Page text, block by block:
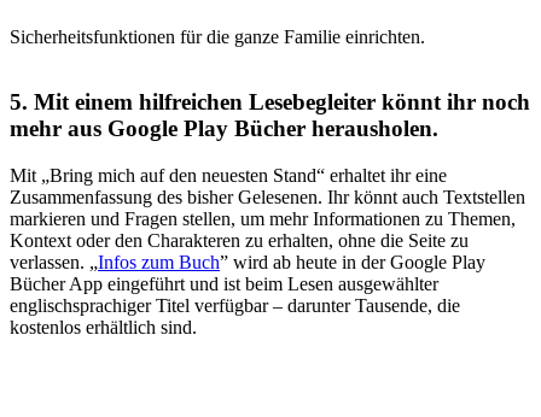
Sicherheitsfunktionen für die ganze Familie einrichten.
5. Mit einem hilfreichen Lesebegleiter könnt ihr noch
mehr aus Google Play Bücher herausholen.
Mit „Bring mich auf den neuesten Stand“ erhaltet ihr eine
Zusammenfassung des bisher Gelesenen. Ihr könnt auch Textstellen
markieren und Fragen stellen, um mehr Informationen zu Themen,
Kontext oder den Charakteren zu erhalten, ohne die Seite zu
verlassen. „Infos zum Buch” wird ab heute in der Google Play
Bücher App eingeführt und ist beim Lesen ausgewählter
englischsprachiger Titel verfügbar – darunter Tausende, die
kostenlos erhältlich sind.